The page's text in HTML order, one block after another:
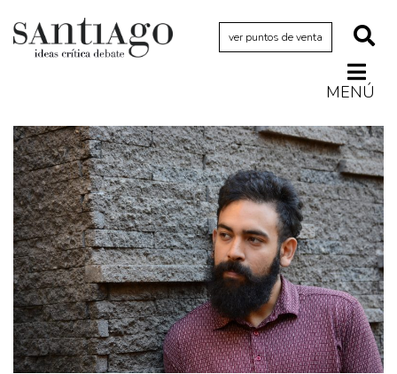
ver puntos de venta
MENÚ
Actualidad
Archivo Cenfoto-UDP
Arquetipos de situación
Artes visuales
Ciencia
Cine y televisión
Ciudad
Cómics
Críticas